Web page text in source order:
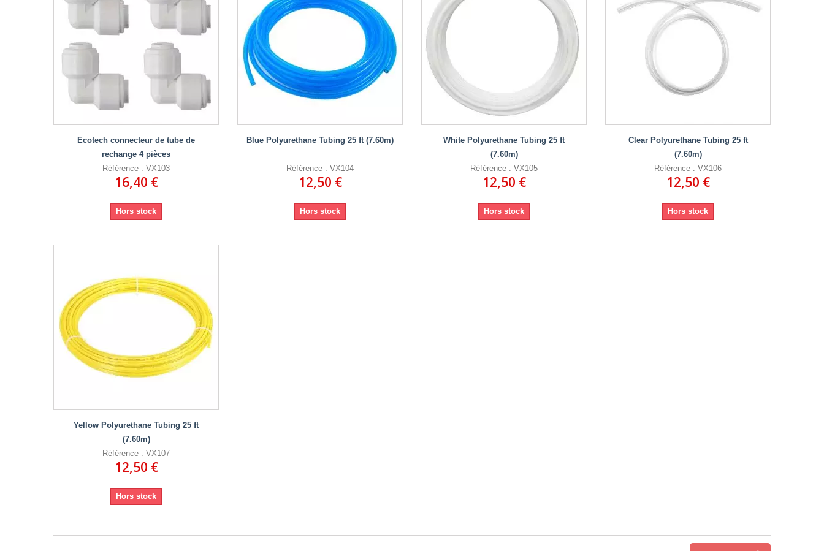
Ecotech connecteur de tube de
rechange 4 pièces
Référence : VX103
16,40 €
Hors stock
Blue Polyurethane Tubing 25 ft (7.60m)
Référence : VX104
12,50 €
Hors stock
White Polyurethane Tubing 25 ft
(7.60m)
Référence : VX105
12,50 €
Hors stock
Clear Polyurethane Tubing 25 ft
(7.60m)
Référence : VX106
12,50 €
Hors stock
Yellow Polyurethane Tubing 25 ft
(7.60m)
Référence : VX107
12,50 €
Hors stock